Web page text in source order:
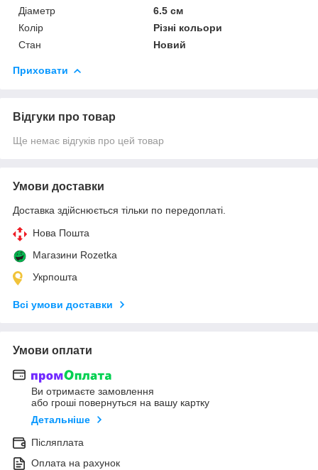
Діаметр
6.5 см
Колір
Різні кольори
Стан
Новий
Приховати
Відгуки про товар
Ще немає відгуків про цей товар
Умови доставки
Доставка здійснюється тільки по передоплаті.
Нова Пошта
Магазини Rozetka
Укрпошта
Всі умови доставки
Умови оплати
Ви отримаєте замовлення
або гроші повернуться на вашу картку
Детальніше
Післяплата
Оплата на рахунок